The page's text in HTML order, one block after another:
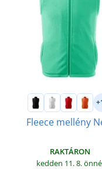
Fleece mellény
RAKTÁRON
kedden 11. 8.